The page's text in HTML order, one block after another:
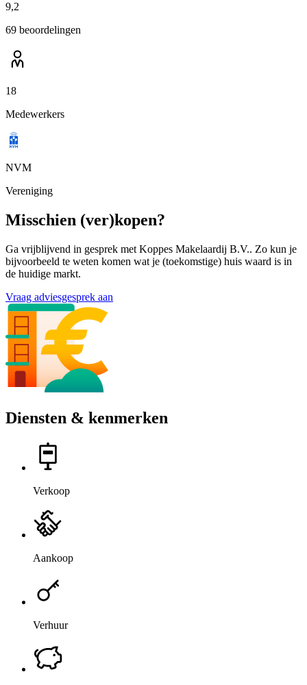
9,2
69 beoordelingen
18
Medewerkers
NVM
Vereniging
Misschien (ver)kopen?
Ga vrijblijvend in gesprek met Koppes Makelaardij B.V.. Zo kun je
bijvoorbeeld te weten komen wat je (toekomstige) huis waard is in
de huidige markt.
Vraag adviesgesprek aan
Diensten & kenmerken
Verkoop
Aankoop
Verhuur